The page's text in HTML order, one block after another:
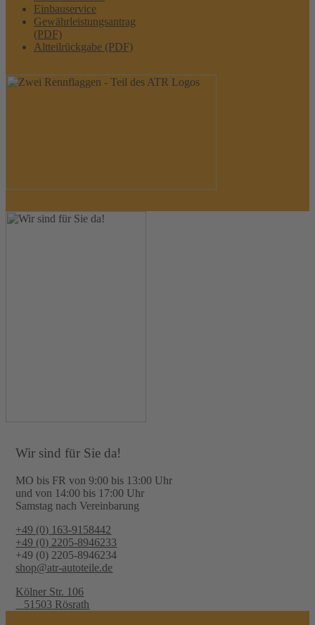
Einbauservice
Gewährleistungsantrag
(PDF)
Altteilrückgabe (PDF)
Wir sind für Sie da!
MO bis FR von 9:00 bis 13:00 Uhr
und von 14:00 bis 17:00 Uhr
Samstag nach Vereinbarung
+49 (0) 163-9158442
+49 (0) 2205-8946233
+49 (0) 2205-8946234
shop@atr-autoteile.de
Kölner Str. 106
51503 Rösrath